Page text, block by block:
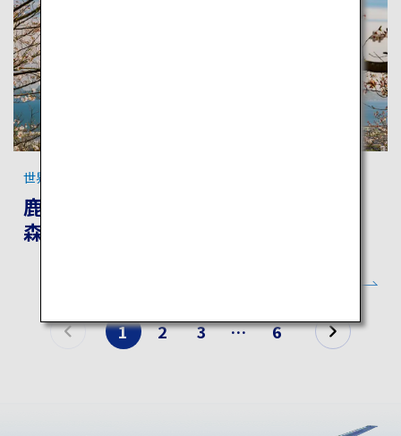
鹿児島・屋久島：火山の恵みと原始の
森に触れる旅
世界遺産の旅 鹿児島
1 2 3 … 6